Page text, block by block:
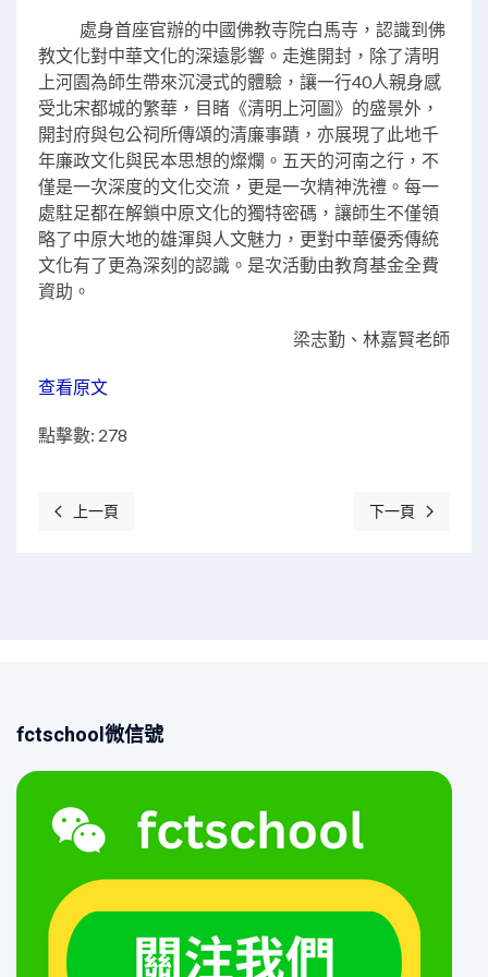
處身首座官辦的中國佛教寺院白馬寺，認識到佛
教文化對中華文化的深遠影響。走進開封，除了清明
上河園為師生帶來沉浸式的體驗，讓一行40人親身感
受北宋都城的繁華，目睹《清明上河圖》的盛景外，
開封府與包公祠所傳頌的清廉事蹟，亦展現了此地千
年廉政文化與民本思想的燦爛。五天的河南之行，不
僅是一次深度的文化交流，更是一次精神洗禮。每一
處駐足都在解鎖中原文化的獨特密碼，讓師生不僅領
略了中原大地的雄渾與人文魅力，更對中華優秀傳統
文化有了更為深刻的認識。是次活動由教育基金全費
資助。
梁志勤、林嘉賢老師
查看原文
點擊數: 278
上一篇文章: 升初一家長說明會
上一頁 下一篇文章: 踐
下一頁
fctschool微信號